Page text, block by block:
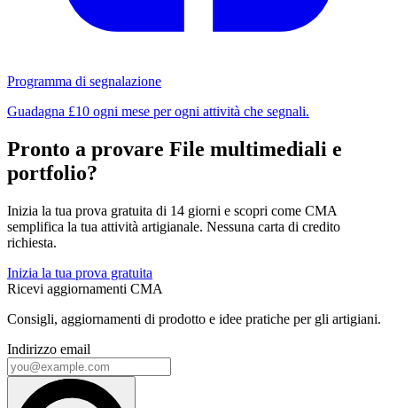
Programma di segnalazione
Guadagna £10 ogni mese per ogni attività che segnali.
Pronto a provare File multimediali e
portfolio?
Inizia la tua prova gratuita di 14 giorni e scopri come CMA
semplifica la tua attività artigianale. Nessuna carta di credito
richiesta.
Inizia la tua prova gratuita
Ricevi aggiornamenti CMA
Consigli, aggiornamenti di prodotto e idee pratiche per gli artigiani.
Indirizzo email